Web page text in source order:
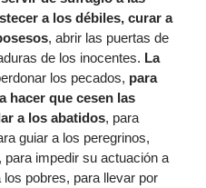
a los débiles, curar a
, abrir las puertas de
de los inocentes. La
los pecados, para
hacer que cesen las
a los abatidos, para
guiar a los peregrinos,
impedir su actuación a
pobres, para llevar por